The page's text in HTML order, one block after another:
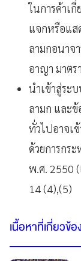
ในการค้าเ
แจกหรือแส
ลามกอนาจ
อาญา มาต
นำเข้าสู่ระ
ลามก และ
ทั่วไปอาจเ
ด้วยการกร
พ.ศ. 2550
14 (4),(5)
เนื้อหาที่เกี่ยวข้อง